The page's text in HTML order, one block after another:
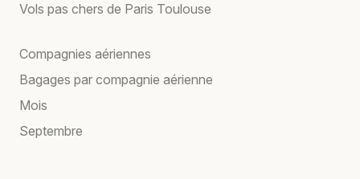
Vols pas chers de Paris Toulouse
Compagnies aériennes
Bagages par compagnie aérienne
Mois
Septembre